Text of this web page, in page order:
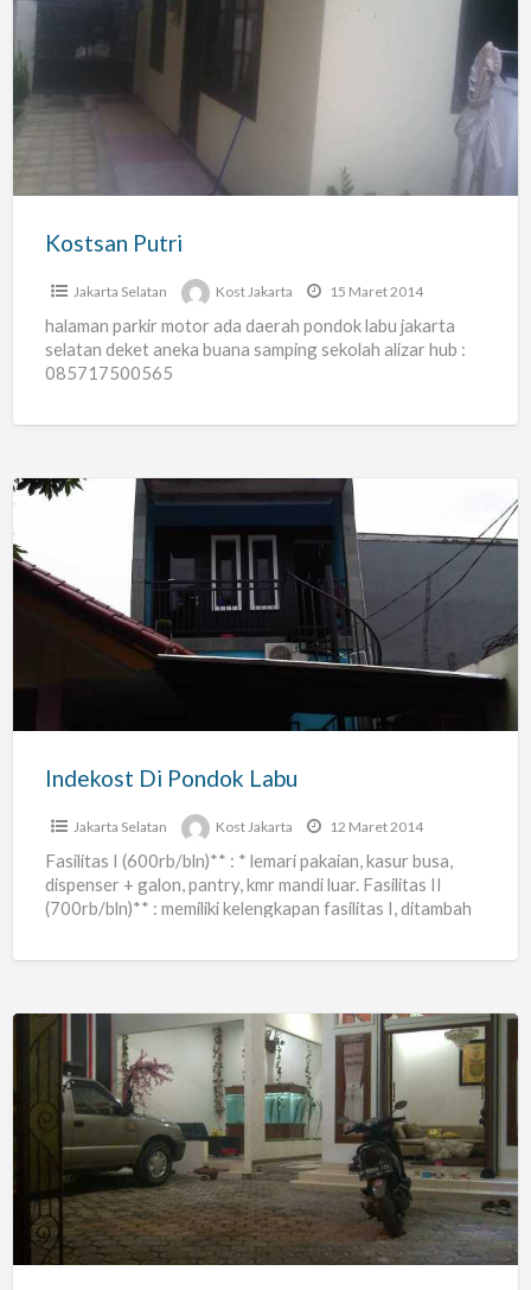
Putri
Kostsan Putri
Jakarta Selatan Kost Jakarta 15 Maret 2014
halaman parkir motor ada daerah pondok labu jakarta
selatan deket aneka buana samping sekolah alizar hub :
085717500565
Indekost
Di
Pondok
Indekost Di Pondok Labu
Jakarta Selatan Kost Jakarta 12 Maret 2014
Fasilitas I (600rb/bln)** : * lemari pakaian, kasur busa,
dispenser + galon, pantry, kmr mandi luar. Fasilitas II
(700rb/bln)** : memiliki kelengkapan fasilitas I, ditambah
Rumah
Kos
Wanita